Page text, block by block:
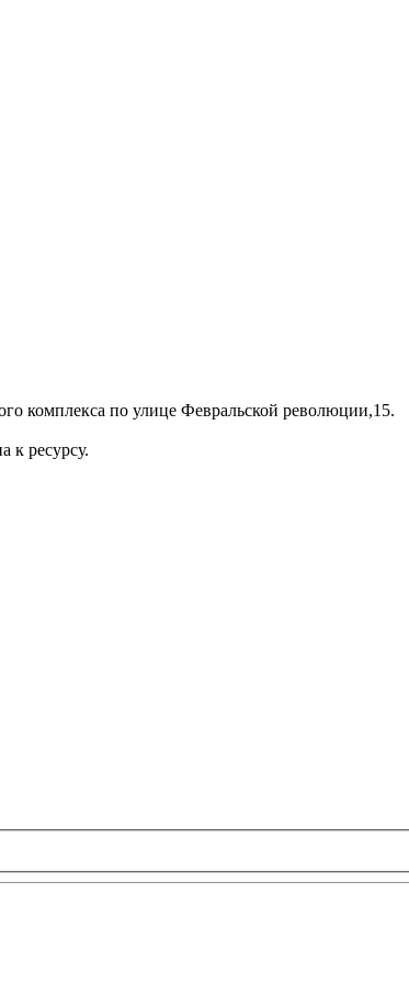
комплекса по улице Февральской революции,15.
к ресурсу.